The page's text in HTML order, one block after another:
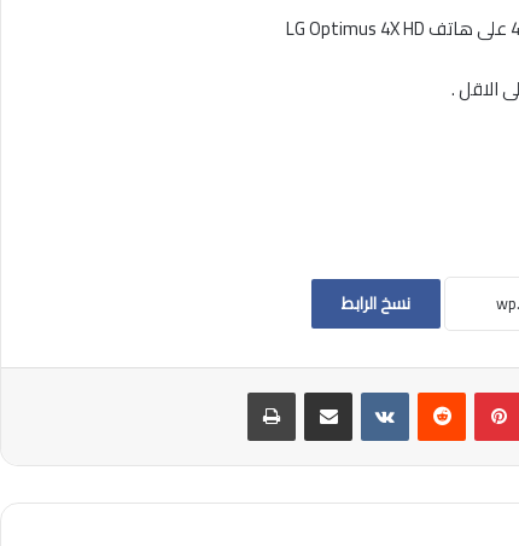
الاقل .
نسخ الرابط
بينتيريست مشاركة عبر البريد طباعة